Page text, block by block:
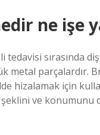
ne işe
tedavisi sırasında
metal parçalardır.
hizalamak için
ve konumunu